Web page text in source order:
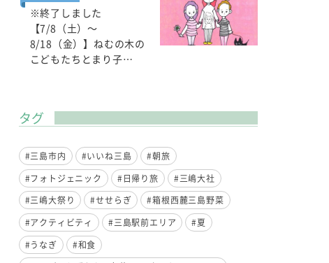
※終了しました
【7/8（土）～
8/18（金）】ねむの木の
こどもたちとまり子…
タグ
#三島市内 #いいね三島
#朝旅
#フォトジェニック
#日帰り旅
#三嶋大社
#三嶋大祭り
#せせらぎ
#箱根西麓三島野菜
#アクティビティ
#三島駅前エリア
#夏
#うなぎ
#和食